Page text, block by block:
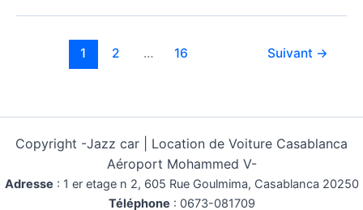
Kilométrage
1 2 … 16 Suivant →
Copyright -Jazz car | Location de Voiture Casablanca
Aéroport Mohammed V-
Adresse : 1 er etage n 2, 605 Rue Goulmima, Casablanca 20250
Téléphone : 0673-081709